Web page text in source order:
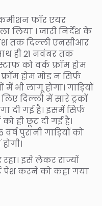
फॉर एयर
लिया । जारी निर्देश के
तक दिल्ली एनसीआर
ही 21 नवंबर तक
को वर्क फ्रॉम होम
होम मोड न सिर्फ
भी लागू होगा। गाड़ियों
दिल्ली में सारे ट्रकों
दी गई है। इसमें सिर्फ
ही छूट दी गई है।
पुरानी गाड़ियों को
इसे लेकर राज्यों
पेश करने को कहा गया